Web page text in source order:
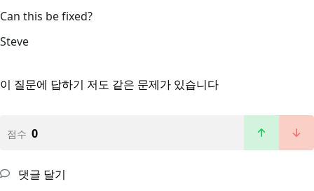
Can this be fixed?
Steve
이 질문에 답하기 저도 같은 문제가 있습니다
점수 0
댓글 달기